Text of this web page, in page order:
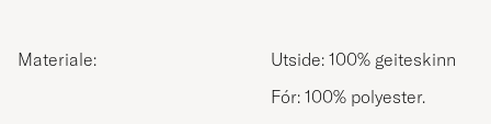
Materiale:
Utside: 100% geiteskinn
Fór: 100% polyester.